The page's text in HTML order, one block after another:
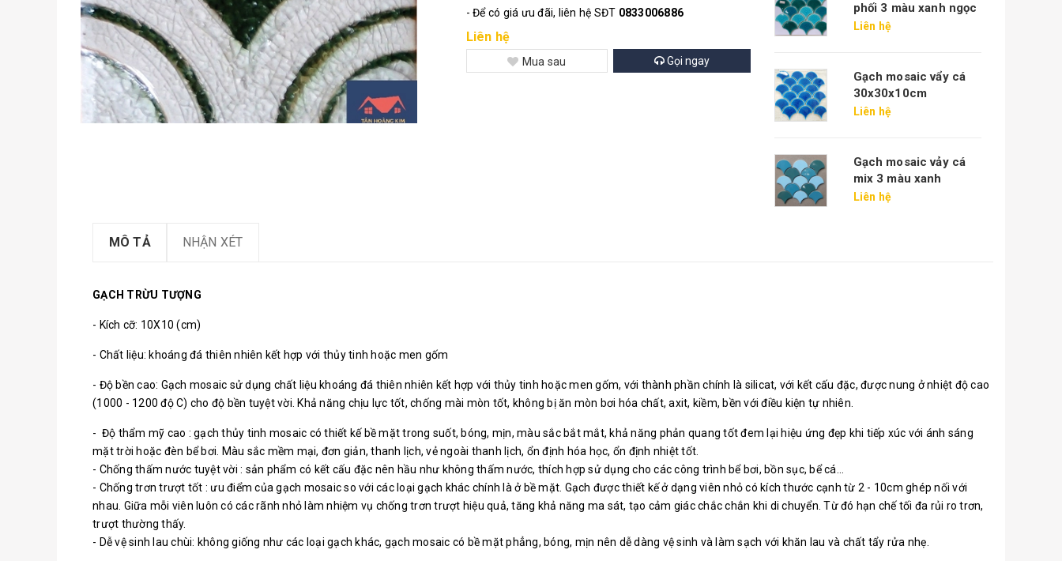
- Để có giá ưu đãi, liên hệ SĐT 0833006886
Liên hệ
Mua sau Gọi ngay
phối 3 màu xanh ngọc
Liên hệ
Gạch mosaic vẩy cá
30x30x10cm
Liên hệ
Gạch mosaic vảy cá
mix 3 màu xanh
Liên hệ
MÔ TẢ NHẬN XÉT
GẠCH TRỪU TƯỢNG
- Kích cỡ: 10X10 (cm)
- Chất liệu: khoáng đá thiên nhiên kết hợp với thủy tinh hoặc men gốm
- Độ bền cao: Gạch mosaic sử dụng chất liệu khoáng đá thiên nhiên kết hợp với thủy tinh hoặc men gốm, với thành phần chính là silicat, với kết cấu đặc, được nung ở nhiệt độ cao
(1000 - 1200 độ C) cho độ bền tuyệt vời. Khả năng chịu lực tốt, chống mài mòn tốt, không bị ăn mòn bơi hóa chất, axit, kiềm, bền với điều kiện tự nhiên.
- Độ thẩm mỹ cao : gạch thủy tinh mosaic có thiết kế bề mặt trong suốt, bóng, mịn, màu sắc bắt mắt, khả năng phản quang tốt đem lại hiệu ứng đẹp khi tiếp xúc với ánh sáng
mặt trời hoặc đèn bể bơi. Màu sắc mềm mại, đơn giản, thanh lịch, vẻ ngoài thanh lịch, ổn định hóa học, ổn định nhiệt tốt.
- Chống thấm nước tuyệt vời : sản phẩm có kết cấu đặc nên hầu như không thấm nước, thích hợp sử dụng cho các công trình bể bơi, bồn sục, bể cá...
- Chống trơn trượt tốt : ưu điểm của gạch mosaic so với các loại gạch khác chính là ở bề mặt. Gạch được thiết kế ở dạng viên nhỏ có kích thước cạnh từ 2 - 10cm ghép nối với
nhau. Giữa mỗi viên luôn có các rãnh nhỏ làm nhiệm vụ chống trơn trượt hiệu quả, tăng khả năng ma sát, tạo cảm giác chắc chắn khi di chuyển. Từ đó hạn chế tối đa rủi ro trơn,
trượt thường thấy.
- Dễ vệ sinh lau chùi: không giống như các loại gạch khác, gạch mosaic có bề mặt phẳng, bóng, mịn nên dễ dàng vệ sinh và làm sạch với khăn lau và chất tẩy rửa nhẹ.